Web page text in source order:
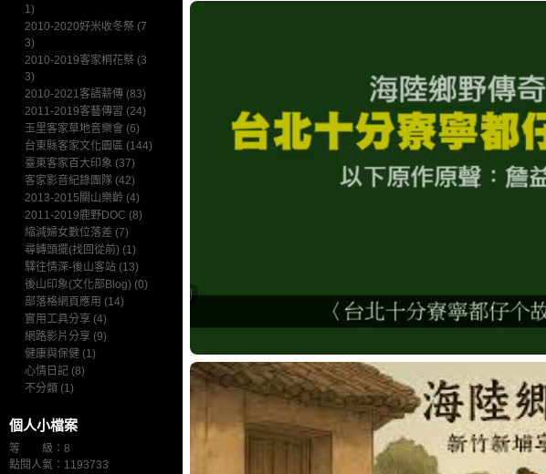
1)
2010-2020好米收冬祭 (7
3)
2010-2019客家桐花祭 (3
3)
2010-2021客語薪傳 (83)
2011-2019客藝傳習 (24)
玉里客家草地音樂會 (6)
台東縣客家文化園區 (144)
臺東客家百大印象 (37)
客家影音紀錄團隊 (42)
2013-2015關山樂齡 (4)
2011-2019鹿野DOC (8)
縮減婦女數位落差 (7)
尋轉頭擺(找回從前) (1)
驛往情深-後山客站 (13)
後山印象(文化部Blog) (0)
部落格網頁應用 (14)
實用工具分享 (4)
網路影片分享 (9)
健康與保健 (1)
心情日記 (8)
不分類 (1)
個人小檔案
等 級：8
點閱人氣：1193733